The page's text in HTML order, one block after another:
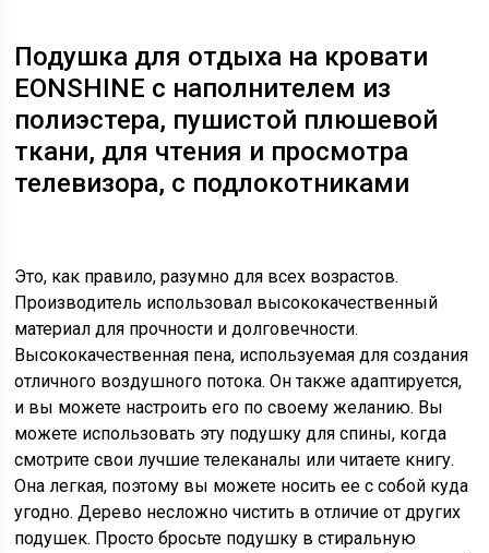
Подушка для отдыха на кровати
EONSHINE с наполнителем из
полиэстера, пушистой плюшевой
ткани, для чтения и просмотра
телевизора, с подлокотниками
Это, как правило, разумно для всех возрастов.
Производитель использовал высококачественный
материал для прочности и долговечности.
Высококачественная пена, используемая для создания
отличного воздушного потока. Он также адаптируется,
и вы можете настроить его по своему желанию. Вы
можете использовать эту подушку для спины, когда
смотрите свои лучшие телеканалы или читаете книгу.
Она легкая, поэтому вы можете носить ее с собой куда
угодно. Дерево несложно чистить в отличие от других
подушек. Просто бросьте подушку в стиральную